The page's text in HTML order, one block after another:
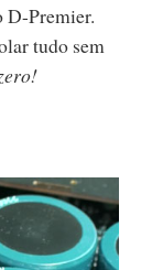
D-Premier.
tudo sem